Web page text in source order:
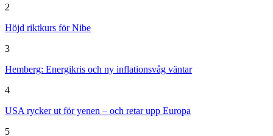
2
Höjd riktkurs för Nibe
3
Hemberg: Energikris och ny inflationsvåg väntar
4
USA rycker ut för yenen – och retar upp Europa
5